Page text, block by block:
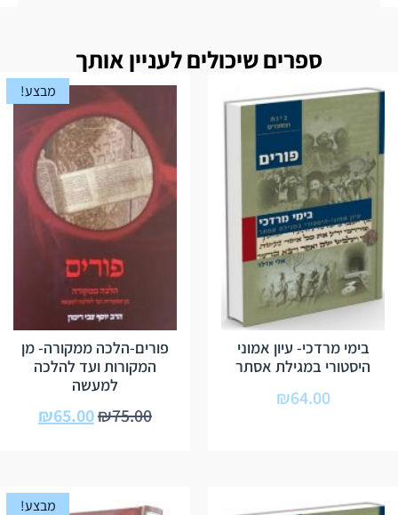
ספרים שיכולים לעניין אותך
בימי מרדכי- עיון אמוני
היסטורי במגילת אסתר
₪64.00
מבצע!
פורים-הלכה ממקורה- מן
המקורות ועד להלכה
למעשה
₪75.00
₪65.00
מבצע!